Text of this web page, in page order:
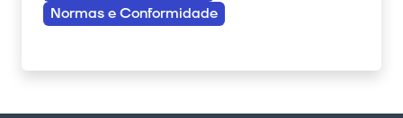
Normas e Conformidade